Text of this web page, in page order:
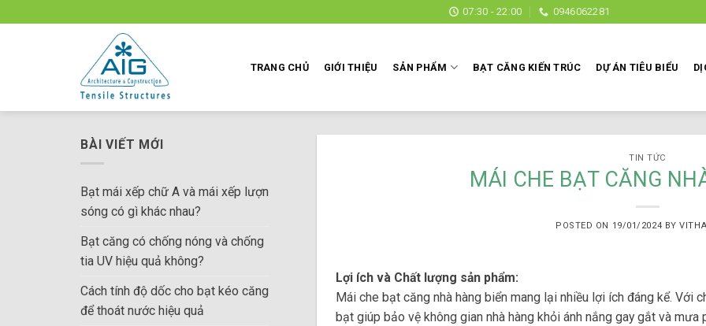
to
07:30 - 22:00 0946062281
TRANG CHỦ GIỚI THIỆU SẢN PHẨM BẠT CĂNG KIẾN TRÚC DỰ ÁN TIÊU BIỂU
BÀI VIẾT MỚI
Bạt mái xếp chữ A và mái xếp lượn
sóng có gì khác nhau?
Bạt căng có chống nóng và chống
tia UV hiệu quả không?
Cách tính độ dốc cho bạt kéo căng
để thoát nước hiệu quả
TIN TỨC
MÁI CHE BẠT CĂNG
POSTED ON 19/01/2024 BY
Lợi ích và Chất lượng sản phẩm:
Mái che bạt căngnhà hàng biển mang lại nhiều lợi ích đáng kể. Với
bạt giúp bảo vệ không gian nhà hàng khỏi ánh nắng gay gắt và